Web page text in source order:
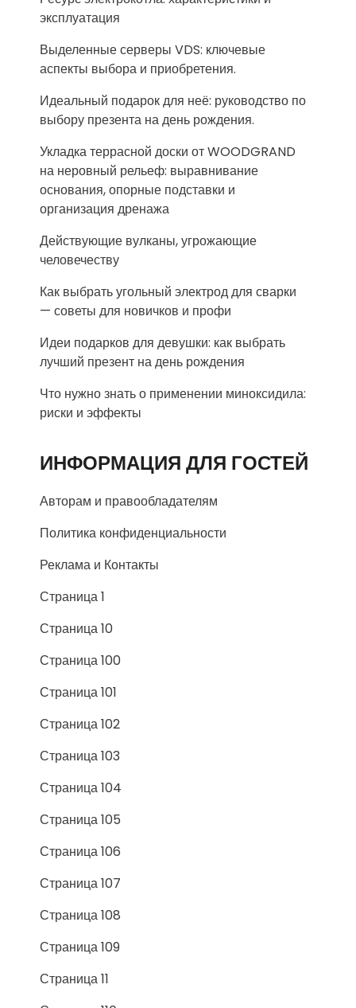
эксплуатация
Выделенные серверы VDS: ключевые
аспекты выбора и приобретения.
Идеальный подарок для неё: руководство по
выбору презента на день рождения.
Укладка террасной доски от WOODGRAND
на неровный рельеф: выравнивание
основания, опорные подставки и
организация дренажа
Действующие вулканы, угрожающие
человечеству
Как выбрать угольный электрод для сварки
— советы для новичков и профи
Идеи подарков для девушки: как выбрать
лучший презент на день рождения
Что нужно знать о применении миноксидила:
риски и эффекты
ИНФОРМАЦИЯ ДЛЯ ГОСТЕЙ
Авторам и правообладателям
Политика конфиденциальности
Реклама и Контакты
Страница 1
Страница 10
Страница 100
Страница 101
Страница 102
Страница 103
Страница 104
Страница 105
Страница 106
Страница 107
Страница 108
Страница 109
Страница 11